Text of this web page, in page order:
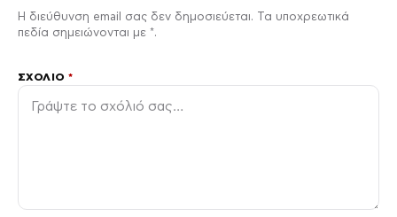
Η διεύθυνση email σας δεν δημοσιεύεται. Τα υποχρεωτικά
πεδία σημειώνονται με *.
ΣΧΌΛΙΟ*